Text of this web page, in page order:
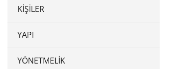
KIŞILER
YAPI
YÖNETMELIK